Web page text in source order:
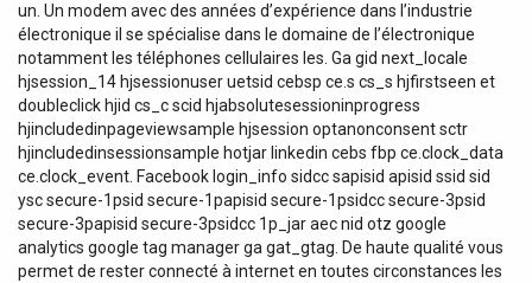
un. Un modem avec des années d’expérience dans l’industrie
électronique il se spécialise dans le domaine de l’électronique
notamment les téléphones cellulaires les. Ga gid next_locale
hjsession_14 hjsessionuser uetsid cebsp ce.s cs_s hjfirstseen et
doubleclick hjid cs_c scid hjabsolutesessioninprogress
hjincludedinpageviewsample hjsession optanonconsent sctr
hjincludedinsessionsample hotjar linkedin cebs fbp ce.clock_data
ce.clock_event. Facebook login_info sidcc sapisid apisid ssid sid
ysc secure-1psid secure-1papisid secure-1psidcc secure-3psid
secure-3papisid secure-3psidcc 1p_jar aec nid otz google
analytics google tag manager ga gat_gtag. De haute qualité vous
permet de rester connecté à internet en toutes circonstances les